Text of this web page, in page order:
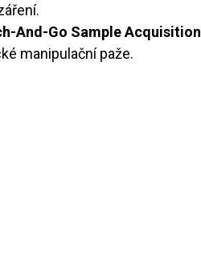
And-Go Sample Acquisition
manipulační paže.